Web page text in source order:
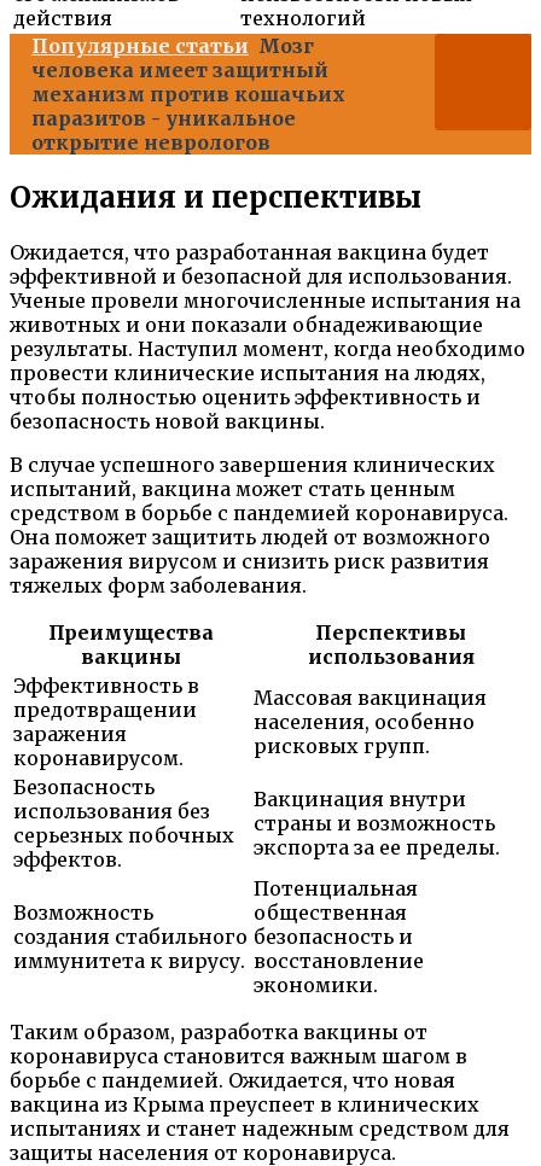
действия
технологий
Популярные статьи Мозг
человека имеет защитный
механизм против кошачьих
паразитов - уникальное
открытие неврологов
Ожидания и перспективы
Ожидается, что разработанная вакцина будет
эффективной и безопасной для использования.
Ученые провели многочисленные испытания на
животных и они показали обнадеживающие
результаты. Наступил момент, когда необходимо
провести клинические испытания на людях,
чтобы полностью оценить эффективность и
безопасность новой вакцины.
В случае успешного завершения клинических
испытаний, вакцина может стать ценным
средством в борьбе с пандемией коронавируса.
Она поможет защитить людей от возможного
заражения вирусом и снизить риск развития
тяжелых форм заболевания.
Преимущества
вакцины
Перспективы
использования
Эффективность в
предотвращении
заражения
коронавирусом.
Массовая вакцинация
населения, особенно
рисковых групп.
Безопасность
использования без
серьезных побочных
эффектов.
Вакцинация внутри
страны и возможность
экспорта за ее пределы.
Возможность
создания стабильного
иммунитета к вирусу.
Потенциальная
общественная
безопасность и
восстановление
экономики.
Таким образом, разработка вакцины от
коронавируса становится важным шагом в
борьбе с пандемией. Ожидается, что новая
вакцина из Крыма преуспеет в клинических
испытаниях и станет надежным средством для
защиты населения от коронавируса.